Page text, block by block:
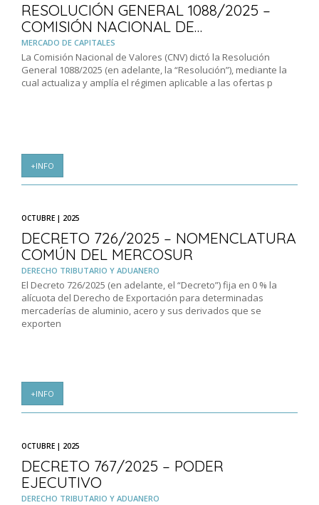
RESOLUCIÓN GENERAL 1088/2025 –
COMISIÓN NACIONAL DE…
MERCADO DE CAPITALES
La Comisión Nacional de Valores (CNV) dictó la Resolución
General 1088/2025 (en adelante, la “Resolución”), mediante la
cual actualiza y amplía el régimen aplicable a las ofertas p
+INFO
OCTUBRE | 2025
DECRETO 726/2025 – NOMENCLATURA
COMÚN DEL MERCOSUR
DERECHO TRIBUTARIO Y ADUANERO
El Decreto 726/2025 (en adelante, el “Decreto”) fija en 0 % la
alícuota del Derecho de Exportación para determinadas
mercaderías de aluminio, acero y sus derivados que se
exporten
+INFO
OCTUBRE | 2025
DECRETO 767/2025 – PODER
EJECUTIVO
DERECHO TRIBUTARIO Y ADUANERO